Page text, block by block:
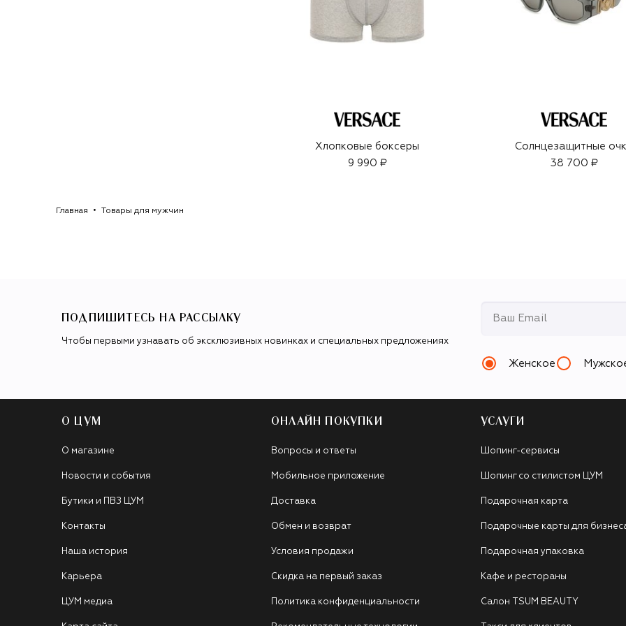
Хлопковые боксеры
9 990 ₽
Солнцезащитные
38 700 ₽
Главная Товары для мужчин
ПОДПИШИТЕСЬ НА РАССЫЛКУ
Чтобы первыми узнавать об эксклюзивных новинках и специальных предложениях
Женское
О ЦУМ
О магазине
Новости и события
Бутики и ПВЗ ЦУМ
Контакты
Наша история
Карьера
ЦУМ медиа
ОНЛАЙН ПОКУПКИ
Вопросы и ответы
Мобильное приложение
Доставка
Обмен и возврат
Условия продажи
Скидка на первый заказ
Политика конфиденциальности
УСЛУГИ
Шопинг-сервисы
Шопинг со стилистом ЦУМ
Подарочная карта
Подарочные карты для
Подарочная упаковка
Кафе и рестораны
Салон TSUM BEAUTY